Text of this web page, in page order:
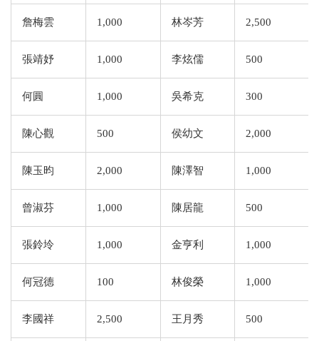
詹梅雲 1,000 林岑芳 2,500
張靖妤 1,000 李炫儒 500
何圓 1,000 吳希克 300
陳心觀 500 侯幼文 2,000
陳玉昀 2,000 陳澤智 1,000
曾淑芬 1,000 陳居龍 500
張鈴坽 1,000 金亨利 1,000
何冠德 100 林俊榮 1,000
李國祥 2,500 王月秀 500